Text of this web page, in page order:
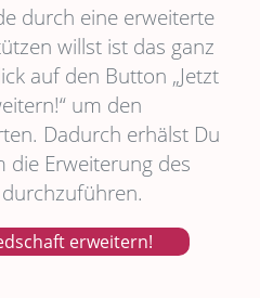
durch eine erweiterte
willst ist das ganz
auf den Button „Jetzt
um den
Dadurch erhälst Du
Erweiterung des
erweitern!